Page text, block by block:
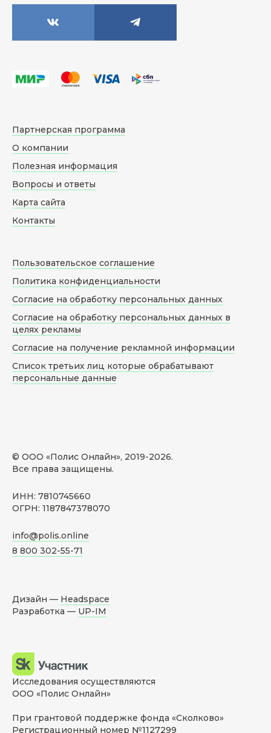
© ООО «Полис Онлайн», 2019-2026.
Все права защищены.
ИНН: 7810745660
ОГРН: 1187847378070
info@polis.online
8 800 302-55-71
Партнерская программа
О компании
Полезная информация
Вопросы и ответы
Карта сайта
Контакты
Пользовательское соглашение
Политика конфиденциальности
Согласие на обработку персональных данных
Согласие на обработку персональных данных в
целях рекламы
Согласие на получение рекламной информации
Список третьих лиц которые обрабатывают
персональные данные
Дизайн — Headspace
Разработка — UP-IM
Исследования осуществляются
ООО «Полис Онлайн»
При грантовой поддержке фонда «Сколково»
Регистрационный номер №1127299